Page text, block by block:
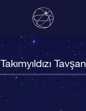
Takımyıldızı Tavşan